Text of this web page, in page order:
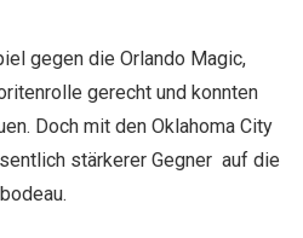
gegen die Orlando Magic,
gerecht und konnten
Doch mit den Oklahoma City
stärkerer Gegner auf die